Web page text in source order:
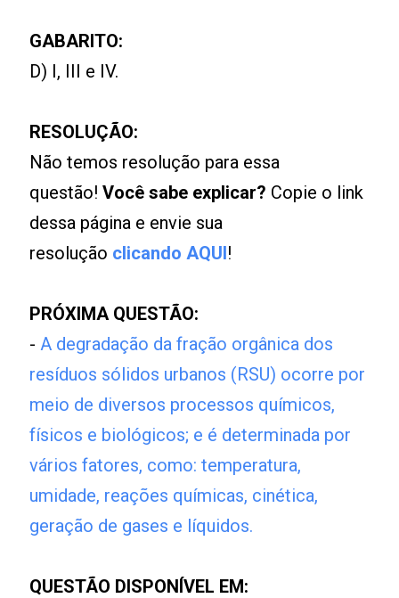
GABARITO:
D) I, III e IV.
RESOLUÇÃO:
Não temos resolução para essa
questão!Você sabe explicar? Copie o link
dessa página e envie sua
resolução clicando AQUI!
PRÓXIMA QUESTÃO:
-A degradação da fração orgânica dos
resíduos sólidos urbanos (RSU) ocorre por
meio de diversos processos químicos,
físicos e biológicos; e é determinada por
vários fatores, como: temperatura,
umidade, reações químicas, cinética,
geração de gases e líquidos.
QUESTÃO DISPONÍVEL EM: